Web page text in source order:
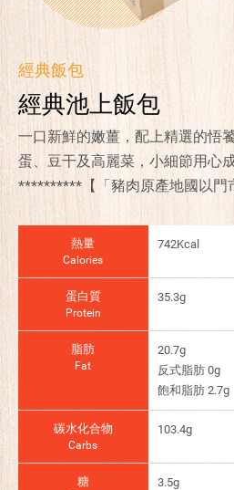
經典飯包
經典池上飯包
一口新鮮的嫩薑，配上精選的悟
蛋、豆干及高麗菜，小細節用心
**********【「豬肉原產地國以門
熱量
Calories
742Kcal
蛋白質
Protein
35.3g
脂肪
Fat
20.7g
反式脂肪 0g
飽和脂肪 2.7g
碳水化合物
Carbs
103.4g
糖 3.5g